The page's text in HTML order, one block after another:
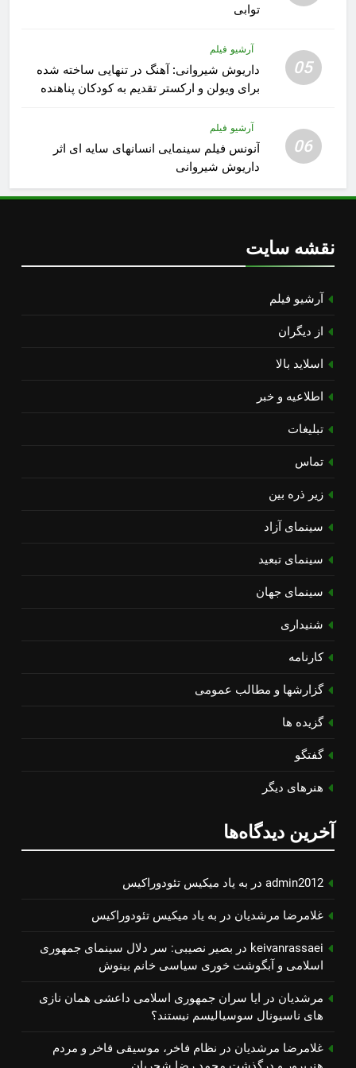
توابی
05
آرشیو فیلم
داریوش شیروانی: آهنگ در تنهایی ساخته شده
برای ویولن و ارکستر تقدیم به کودکان پناهنده
06
آرشیو فیلم
آنونس فیلم سینمایی انسانهای سایه ای اثر
داریوش شیروانی
نقشه سایت
آرشیو فیلم
از دیگران
اسلاید بالا
اطلاعیه و خبر
تبلیغات
تماس
زیر ذره بین
سینمای آزاد
سینمای تبعید
سینمای جهان
شنیداری
کارنامه
گزارشها و مطالب عمومی
گزیده ها
گفتگو
هنرهای دیگر
آخرین دیدگاه‌ها
admin2012 در به یاد میكیس تئودوراكیس
غلامرضا مرشدیان در به یاد میكیس تئودوراكیس
keivanrassaei در بصیر نصیبی: سر دلال سینمای جمهوری
اسلامی و آبگوشت خوری سیاسی خانم بینوش
مرشدیان در ایا سران جمهوری اسلامی داعشی همان نازی
های ناسیونال سوسیالیسم نیستند؟
غلامرضا مرشدیان در نظام فاخر، موسیقی فاخر و مردم